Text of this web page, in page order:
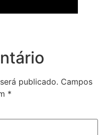
publicado. Campos
*